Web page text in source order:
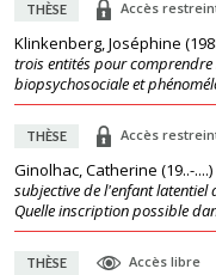
THÈSE Accès
Klinkenberg, Joséphine
trois entités pour
biopsychosociale et
THÈSE Accès
Ginolhac, Catherine (19..-....)
subjective de l'enfant latentiel
Quelle inscription possible
THÈSE Accès libre